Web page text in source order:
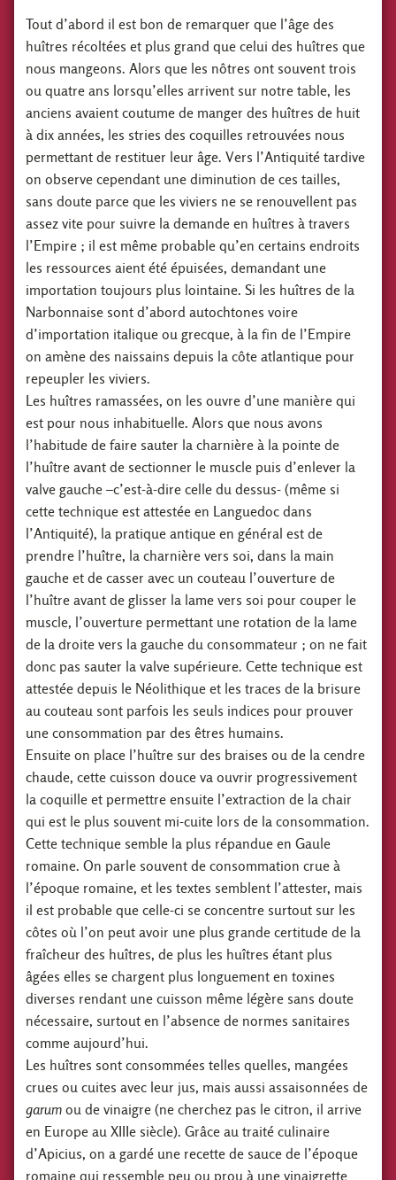
Tout d’abord il est bon de remarquer que l’âge des
huîtres récoltées et plus grand que celui des huîtres que
nous mangeons. Alors que les nôtres ont souvent trois
ou quatre ans lorsqu’elles arrivent sur notre table, les
anciens avaient coutume de manger des huîtres de huit
à dix années, les stries des coquilles retrouvées nous
permettant de restituer leur âge. Vers l’Antiquité tardive
on observe cependant une diminution de ces tailles,
sans doute parce que les viviers ne se renouvellent pas
assez vite pour suivre la demande en huîtres à travers
l’Empire ; il est même probable qu’en certains endroits
les ressources aient été épuisées, demandant une
importation toujours plus lointaine. Si les huîtres de la
Narbonnaise sont d’abord autochtones voire
d’importation italique ou grecque, à la fin de l’Empire
on amène des naissains depuis la côte atlantique pour
repeupler les viviers.
Les huîtres ramassées, on les ouvre d’une manière qui
est pour nous inhabituelle. Alors que nous avons
l’habitude de faire sauter la charnière à la pointe de
l’huître avant de sectionner le muscle puis d’enlever la
valve gauche –c’est-à-dire celle du dessus- (même si
cette technique est attestée en Languedoc dans
l’Antiquité), la pratique antique en général est de
prendre l’huître, la charnière vers soi, dans la main
gauche et de casser avec un couteau l’ouverture de
l’huître avant de glisser la lame vers soi pour couper le
muscle, l’ouverture permettant une rotation de la lame
de la droite vers la gauche du consommateur ; on ne fait
donc pas sauter la valve supérieure. Cette technique est
attestée depuis le Néolithique et les traces de la brisure
au couteau sont parfois les seuls indices pour prouver
une consommation par des êtres humains.
Ensuite on place l’huître sur des braises ou de la cendre
chaude, cette cuisson douce va ouvrir progressivement
la coquille et permettre ensuite l’extraction de la chair
qui est le plus souvent mi-cuite lors de la consommation.
Cette technique semble la plus répandue en Gaule
romaine. On parle souvent de consommation crue à
l’époque romaine, et les textes semblent l’attester, mais
il est probable que celle-ci se concentre surtout sur les
côtes où l’on peut avoir une plus grande certitude de la
fraîcheur des huîtres, de plus les huîtres étant plus
âgées elles se chargent plus longuement en toxines
diverses rendant une cuisson même légère sans doute
nécessaire, surtout en l’absence de normes sanitaires
comme aujourd’hui.
Les huîtres sont consommées telles quelles, mangées
crues ou cuites avec leur jus, mais aussi assaisonnées de
garum ou de vinaigre (ne cherchez pas le citron, il arrive
en Europe au XIIIe siècle). Grâce au traité culinaire
d’Apicius, on a gardé une recette de sauce de l’époque
romaine qui ressemble peu ou prou à une vinaigrette